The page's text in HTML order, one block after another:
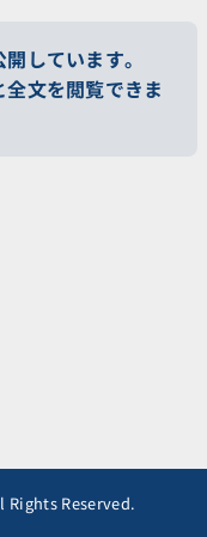
しています。
全文を閲覧できま
Rights Reserved.